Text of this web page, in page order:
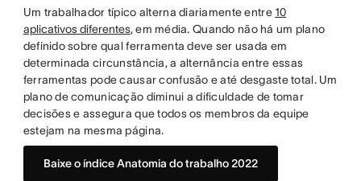
Um trabalhador típico alterna diariamente entre 10
aplicativos diferentes, em média. Quando não há um plano
definido sobre qual ferramenta deve ser usada em
determinada circunstância, a alternância entre essas
ferramentas pode causar confusão e até desgaste total. Um
plano de comunicação diminui a dificuldade de tomar
decisões e assegura que todos os membros da equipe
estejam na mesma página.
Baixe o índice Anatomia do trabalho 2022